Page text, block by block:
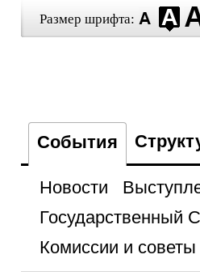
Размер шрифта:
События
Новости
Государственный
Комиссии и советы